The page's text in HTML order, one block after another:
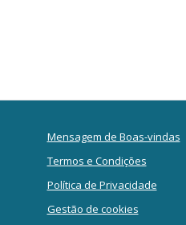
Mensagem de Boas-vindas
Termos e Condições
Política de Privacidade
Gestão de cookies